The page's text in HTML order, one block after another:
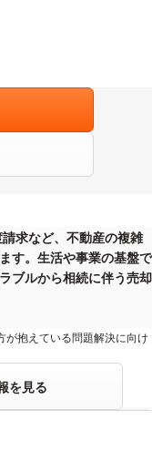
求など、不動産の複雑
す。生活や事業の基盤で
ブルから相続に伴う売却
が抱えている問題解決に向け
を見る